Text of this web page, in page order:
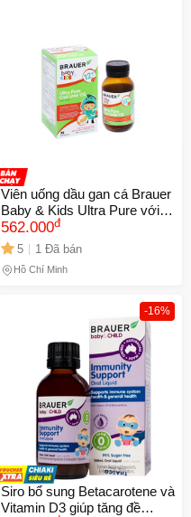
Viên uống dầu gan cá Brauer
Baby & Kids Ultra Pure với
DHA - Vitamin A và D cho trẻ
từ 1 tuổi (90 viên)
562.000đ
5
1 Đã bán
Hồ Chí Minh
-16%
Siro bổ sung Betacarotene và
Vitamin D3 giúp tăng đề